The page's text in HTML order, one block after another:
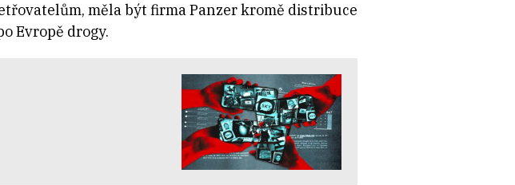
měla být firma Panzer kromě distribuce
Evropě drogy.